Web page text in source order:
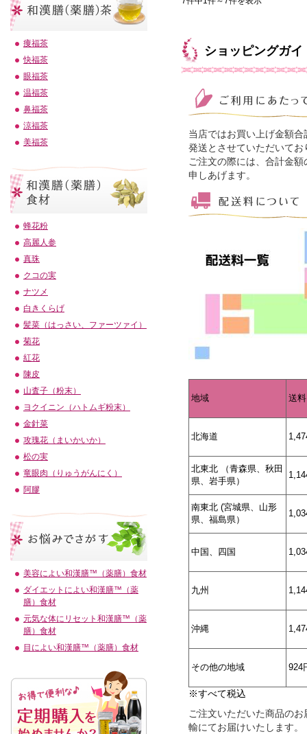
ショッピングガイ
当店ではお買い上げ金額合
発送とさせていただいてお
ご注文の際には、合計金
申しあげます。
地域 送料
北海道
北東北 （青森県、秋田
県、岩手県）
南東北 (宮城県、山形
県、福島県）
中国、四国
九州
沖縄
その他の地域 924
※すべて税込
ご注文いただいた商品の
輸にてお届けいたします。
痩福茶
快福茶
眼福茶
温福茶
鼻福茶
涼福茶
美福茶
蜂花粉
高麗人参
真珠
クコの実
ナツメ
白きくらげ
髪菜（はっさい、ファーツァイ）
菊花
紅花
陳皮
山査子（粉末）
ヨクイニン（ハトムギ粉末）
金針菜
攻瑰花（まいかいか）
松の実
竜眼肉（りゅうがんにく）
阿膠
美容によい和漢膳™（薬膳）食材
ダイエットによい和漢膳™（薬
膳）食材
元気な体にリセット和漢膳™（薬
膳）食材
目によい和漢膳™（薬膳）食材